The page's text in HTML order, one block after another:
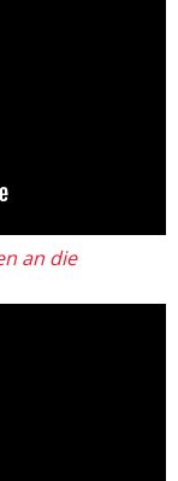
an die